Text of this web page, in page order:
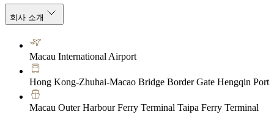
회사 소개
Macau International Airport
Hong Kong-Zhuhai-Macao Bridge Border Gate Hengqin Port
Macau Outer Harbour Ferry Terminal Taipa Ferry Terminal